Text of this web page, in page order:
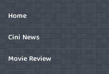
Home
Cini News
Movie Review